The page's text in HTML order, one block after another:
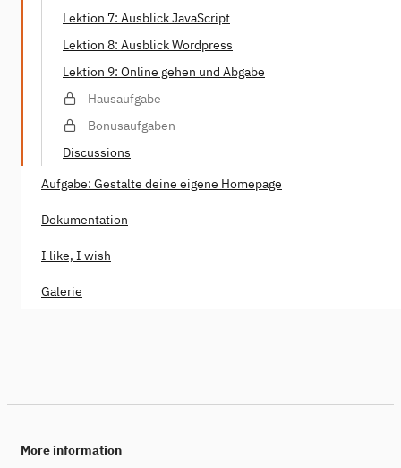
Lektion 7: Ausblick JavaScript
Lektion 8: Ausblick Wordpress
Lektion 9: Online gehen und Abgabe
Hausaufgabe
Bonusaufgaben
Discussions
Aufgabe: Gestalte deine eigene Homepage
Dokumentation
I like, I wish
Galerie
More information